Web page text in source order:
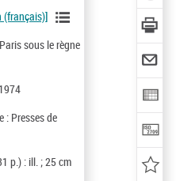
(français)]
sous le règne
: Presses de
p.) : ill. ; 25 cm